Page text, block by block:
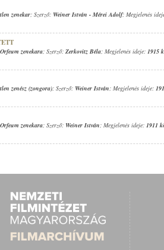
zenekar; Szerző: Weiner István - Mérei Adolf; Megjelenés
zenekara; Szerző: Zerkovitz Béla; Megjelenés ideje: 1915
zenész (zongora); Szerző: Weiner István; Megjelenés ideje:
zenekara; Szerző: Weiner István; Megjelenés ideje: 1911